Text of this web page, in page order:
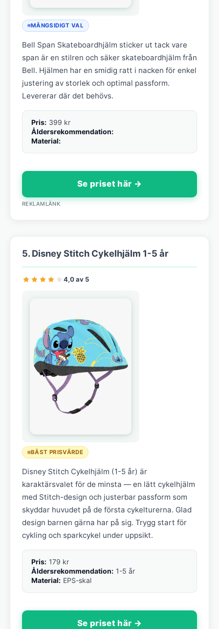
MÅNGSIDIGT VAL
Bell Span Skateboardhjälm sticker ut tack vare
span är en stilren och säker skateboardhjälm från
Bell. Hjälmen har en smidig ratt i nacken för enkel
justering av storlek och optimal passform.
Levererar där det behövs.
Pris: 399 kr
Åldersrekommendation:
Material:
Se priset här →
REKLAMLÄNK
5. Disney Stitch Cykelhjälm 1-5 år
4,0 av 5
BÄST PRISVÄRDE
Disney Stitch Cykelhjälm (1-5 år) är
karaktärsvalet för de minsta — en lätt cykelhjälm
med Stitch-design och justerbar passform som
skyddar huvudet på de första cykelturerna. Glad
design barnen gärna har på sig. Trygg start för
cykling och sparkcykel under uppsikt.
Pris: 179 kr
Åldersrekommendation: 1-5 år
Material: EPS-skal
Se priset här →